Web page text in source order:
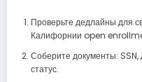
Проверьте дедлайны для
Калифорнии open
Соберите документы:
статус.